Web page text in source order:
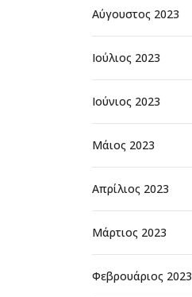
Αύγουστος 2023
Ιούλιος 2023
Ιούνιος 2023
Μάιος 2023
Απρίλιος 2023
Μάρτιος 2023
Φεβρουάριος 2023